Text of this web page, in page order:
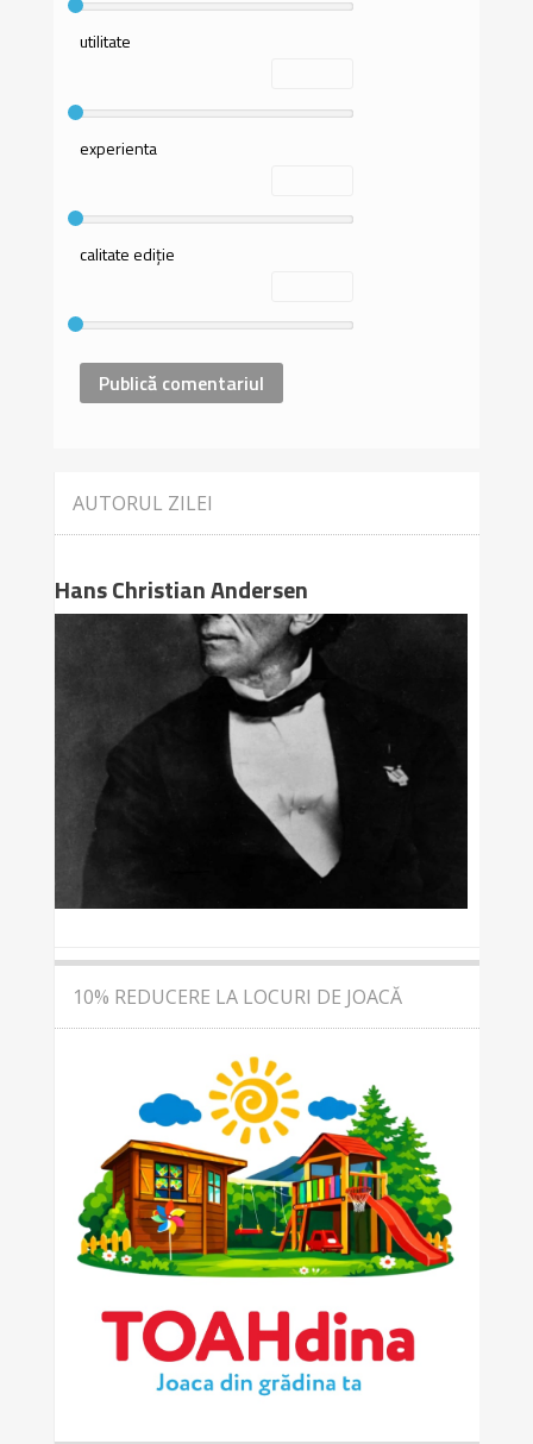
utilitate
experienta
calitate ediție
AUTORUL ZILEI
Hans Christian Andersen
10% REDUCERE LA LOCURI DE JOACĂ